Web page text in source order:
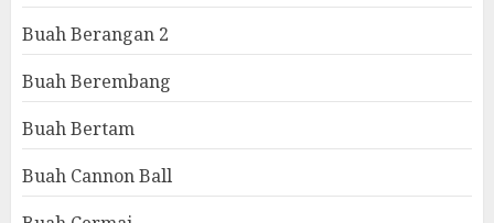
Buah Berangan 2
Buah Berembang
Buah Bertam
Buah Cannon Ball